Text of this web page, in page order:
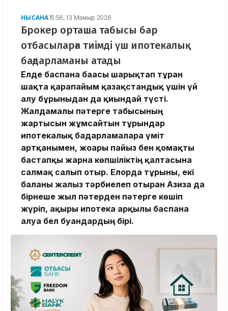
НЫСАНА15:56, 13 Мамыр 2026
Брокер орташа табысы бар
отбасыларға тиімді үш ипотекалық
бағдарламаны атады
Елде баспана бағасы шарықтап тұрған
шақта қарапайым қазақстандық үшін үй
алу бұрынғыдан да қиындай түсті.
Жалдамалы пәтерге табысының
жартысын жұмсайтын тұрғындар
ипотекалық бағдарламаларға үміт
артқанымен, жоғары пайыз бен қомақты
бастапқы жарна көпшіліктің қалтасына
салмақ салып отыр. Елорда тұрғыны, екі
баланы жалғыз тәрбиелеп отырған Азиза да
бірнеше жыл пәтерден пәтерге көшіп
жүріп, ақыры ипотека арқылы баспана
алуға бел буғандардың бірі.